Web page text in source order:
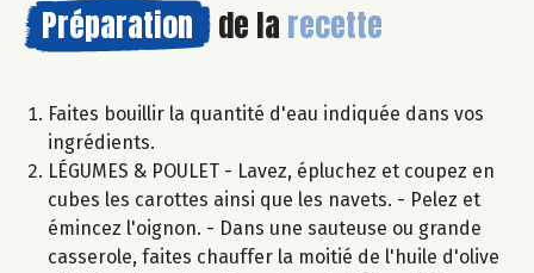
Préparation de la recette
Faites bouillir la quantité d'eau indiquée dans vos
ingrédients.
LÉGUMES & POULET - Lavez, épluchez et coupez en
cubes les carottes ainsi que les navets. - Pelez et
émincez l'oignon. - Dans une sauteuse ou grande
casserole, faites chauffer la moitié de l'huile d'olive